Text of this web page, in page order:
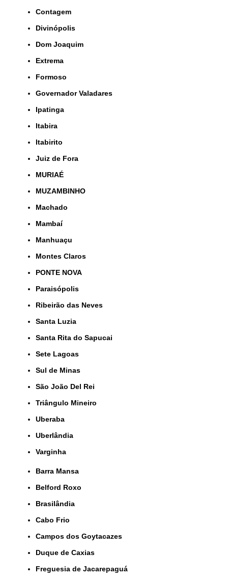
Contagem
Divinópolis
Dom Joaquim
Extrema
Formoso
Governador Valadares
Ipatinga
Itabira
Itabirito
Juiz de Fora
MURIAÉ
MUZAMBINHO
Machado
Mambaí
Manhuaçu
Montes Claros
PONTE NOVA
Paraisópolis
Ribeirão das Neves
Santa Luzia
Santa Rita do Sapucai
Sete Lagoas
Sul de Minas
São João Del Rei
Triângulo Mineiro
Uberaba
Uberlândia
Varginha
Barra Mansa
Belford Roxo
Brasilândia
Cabo Frio
Campos dos Goytacazes
Duque de Caxias
Freguesia de Jacarepaguá